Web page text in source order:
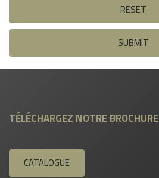
RESET
SUBMIT
TÉLÉCHARGEZ NOTRE BROCHURE
CATALOGUE